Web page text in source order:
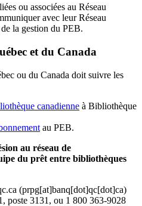
ou associées au Réseau
avec leur Réseau
la gestion du PEB.
et du Canada
ou du Canada doit suivre les
canadienne à Bibliothèque
au PEB.
au réseau de
du prêt entre bibliothèques
(prpg[at]banq[dot]qc[dot]ca)
poste 3131, ou 1 800 363-9028